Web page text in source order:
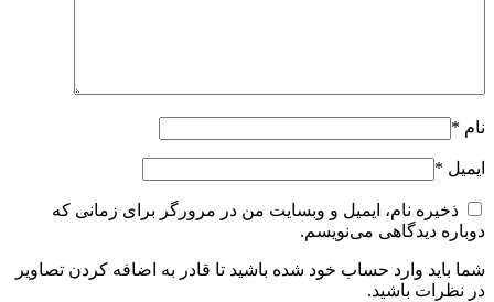
نام *
ایمیل *
ذخیره نام، ایمیل و وبسایت من در مرورگر برای زمانی که
دوباره دیدگاهی می‌نویسم.
شما باید وارد حساب خود شده باشید تا قادر به اضافه کردن تصاویر
در نظرات باشید.